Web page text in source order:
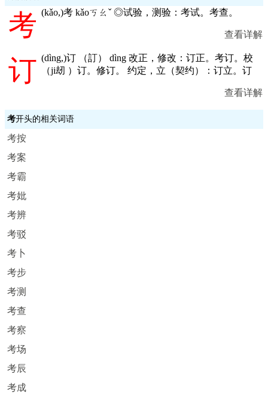
考 (kǎo,)考 kǎoㄎㄠˇ ◎试验，测验：考试。考查。
查看详解
订 (dìng,)订 （訂） dìng 改正，修改：订正。考订。校
（ji刼 ）订。修订。 约定，立（契约）：订立。订
查看详解
考开头的相关词语
考按
考案
考霸
考妣
考辨
考驳
考卜
考步
考测
考查
考察
考场
考辰
考成